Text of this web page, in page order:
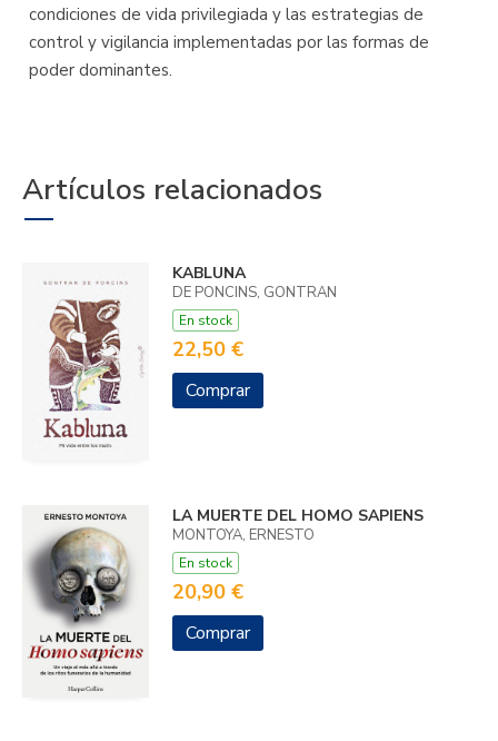
condiciones de vida privilegiada y las estrategias de
control y vigilancia implementadas por las formas de
poder dominantes.
Artículos relacionados
KABLUNA
DE PONCINS, GONTRAN
En stock
22,50 €
Comprar
LA MUERTE DEL HOMO SAPIENS
MONTOYA, ERNESTO
En stock
20,90 €
Comprar